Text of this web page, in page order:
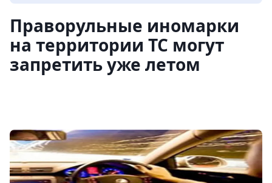
Праворульные иномарки
на территории ТС могут
запретить уже летом